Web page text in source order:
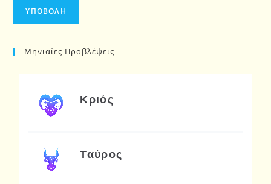
Μηνιαίες Προβλέψεις
Κριός
Ταύρος